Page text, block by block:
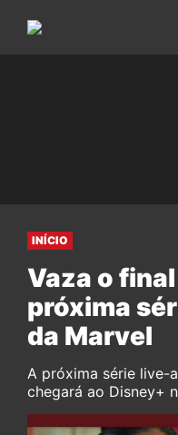
INÍCIO
Vaza o final
próxima
da Marvel
A próxima série live-
chegará ao Disney+